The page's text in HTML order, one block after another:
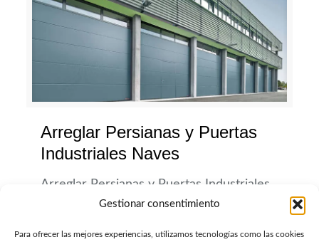
Gestionar consentimiento
Para ofrecer las mejores experiencias, utilizamos tecnologías como las cookies
Arreglar Persianas y Puertas
Industriales Naves
Arreglar Persianas y Puertas Industriales
Naves Golpes en las persianas puertas